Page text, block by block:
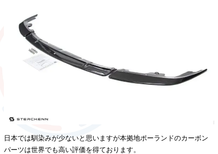
日本では馴染みが少ないと思いますが本拠地ポーランドのカーボン
パーツは世界でも高い評価を得ております。